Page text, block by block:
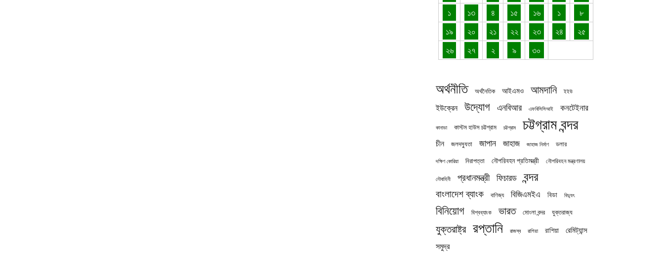
১
১৩ ৪ ১৫ ১৬ ১
৮
১৯
২০ ২১ ২২ ২৩ ২৪
২৫
২৬
২৭ ২ ৯ ৩০
অর্থনীতি অর্থনৈতিক আইএমও আমদানি ইইউ
ইউক্রেন উদ্যোগ এনবিআর এফবিসিসিআই কনটেইনার
কানাডা কাস্টম হাউস চট্টগ্রাম চট্টগ্রাম চট্টগ্রাম বন্দর
চীন জলদস্যুতা জাপান জাহাজ জাহাজ নির্মাণ ডলার
দক্ষিণ কোরিয়া নিরাপত্তা নৌপরিবহন প্রতিমন্ত্রী নৌপরিবহন মন্ত্রণালয়
নৌবাহিনী প্রধানমন্ত্রী ফিচারড বন্দর
বাংলাদেশ ব্যাংক বাণিজ্য বিজিএমইএ বিডা বিদ্যুৎ
বিনিয়োগ বিশ্বব্যাংক ভারত মোংলা বন্দর যুক্তরাজ্য
যুক্তরাষ্ট্র রপ্তানি রাজস্ব রাশিয়া রাশিয়া রেমিট্যান্স
সমুদ্র